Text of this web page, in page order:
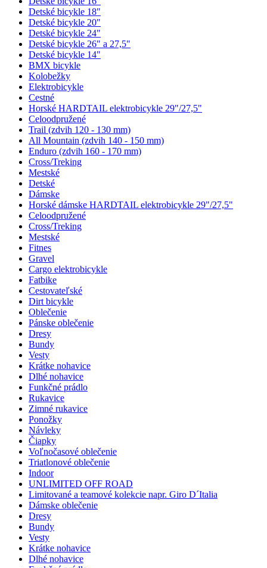
Detské bicykle 18"
Detské bicykle 20"
Detské bicykle 24"
Detské bicykle 26" a 27,5"
Detské bicykle 14"
BMX bicykle
Kolobežky
Elektrobicykle
Cestné
Horské HARDTAIL elektrobicykle 29"/27,5"
Celoodpružené
Trail (zdvih 120 - 130 mm)
All Mountain (zdvih 140 - 150 mm)
Enduro (zdvih 160 - 170 mm)
Cross/Treking
Mestské
Detské
Dámske
Horské dámske HARDTAIL elektrobicykle 29"/27,5"
Celoodpružené
Cross/Treking
Mestské
Fitnes
Gravel
Cargo elektrobicykle
Fatbike
Cestovateľské
Dirt bicykle
Oblečenie
Pánske oblečenie
Dresy
Bundy
Vesty
Krátke nohavice
Dlhé nohavice
Funkčné prádlo
Rukavice
Zimné rukavice
Ponožky
Návleky
Čiapky
Voľnočasové oblečenie
Triatlonové oblečenie
Indoor
UNLIMITED OFF ROAD
Limitované a teamové kolekcie napr. Giro D´Italia
Dámske oblečenie
Dresy
Bundy
Vesty
Krátke nohavice
Dlhé nohavice